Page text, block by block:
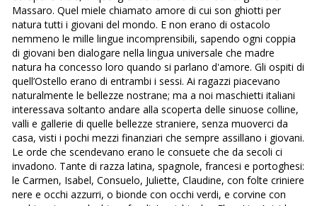
Massaro. Quel miele chiamato amore di cui son ghiotti per
natura tutti i giovani del mondo. E non erano di ostacolo
nemmeno le mille lingue incomprensibili, sapendo ogni coppia
di giovani ben dialogare nella lingua universale che madre
natura ha concesso loro quando si parlano d'amore. Gli ospiti di
quell’Ostello erano di entrambi i sessi. Ai ragazzi piacevano
naturalmente le bellezze nostrane; ma a noi maschietti italiani
interessava soltanto andare alla scoperta delle sinuose colline,
valli e gallerie di quelle bellezze straniere, senza muoverci da
casa, visti i pochi mezzi finanziari che sempre assillano i giovani.
Le orde che scendevano erano le consuete che da secoli ci
invadono. Tante di razza latina, spagnole, francesi e portoghesi:
le Carmen, Isabel, Consuelo, Juliette, Claudine, con folte criniere
nere e occhi azzurri, o bionde con occhi verdi, e corvine con